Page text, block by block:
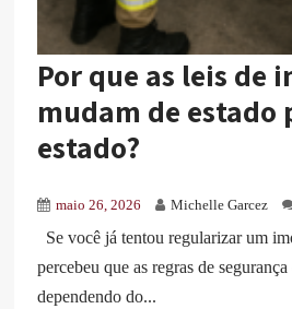
Por que as leis de
mudam de estado
estado?
maio 26, 2026 Michelle Garcez
Se você já tentou regularizar um
percebeu que as regras de
dependendo do...